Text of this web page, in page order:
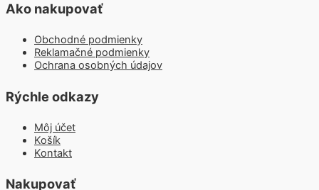
Ako nakupovať
Obchodné podmienky
Reklamačné podmienky
Ochrana osobných údajov
Rýchle odkazy
Môj účet
Košík
Kontakt
Nakupovať